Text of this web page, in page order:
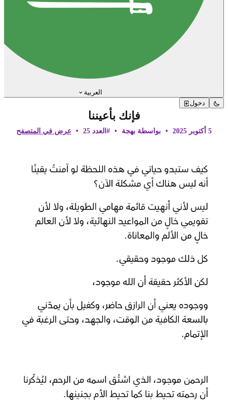
العربية
دخول
فإنك بأعيننا
5 أكتوبر 2025 • بواسطة بهجة • #العدد 25 • عرض في المتصفح